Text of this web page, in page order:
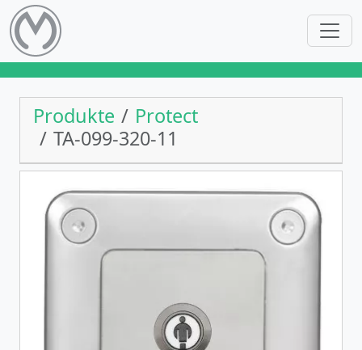
Produkte
Protect
TA-099-320-11